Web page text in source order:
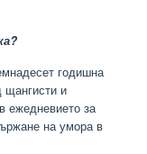
годишна
щангисти и
ежедневието за
на умора в